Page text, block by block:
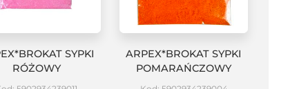
SYPKI
RÓŻOWY
ARPEX*BROKAT SYPKI
POMARAŃCZOWY